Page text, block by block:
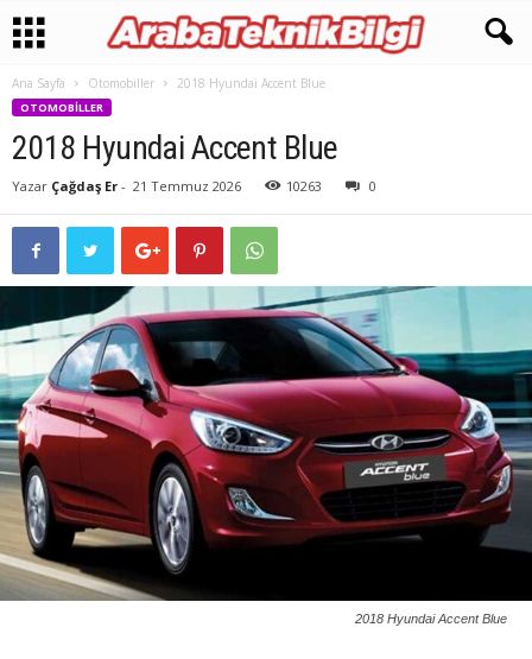
Ana Sayfa Otomobiller 2018 Hyundai Accent Blue
OTOMOBILLER
2018 Hyundai Accent Blue
Yazar Çağdaş Er - 21 Temmuz 2026 10263 0
2018 Hyundai Accent Blue